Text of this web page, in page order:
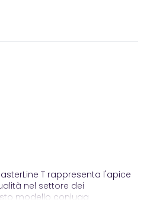
T rappresenta l'apice
nel settore dei
modello coniuga
di Hymer con un design